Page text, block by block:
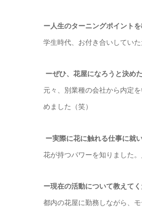
ー人生のターニングポイントを
学生時代、お付き合いしてい
ーぜひ、花屋になろうと決め
元々、別業種の会社から内定
めました（笑）
ー実際に花に触れる仕事に就
花が持つパワーを知りました
ー現在の活動について教えてく
都内の花屋に勤務しながら、